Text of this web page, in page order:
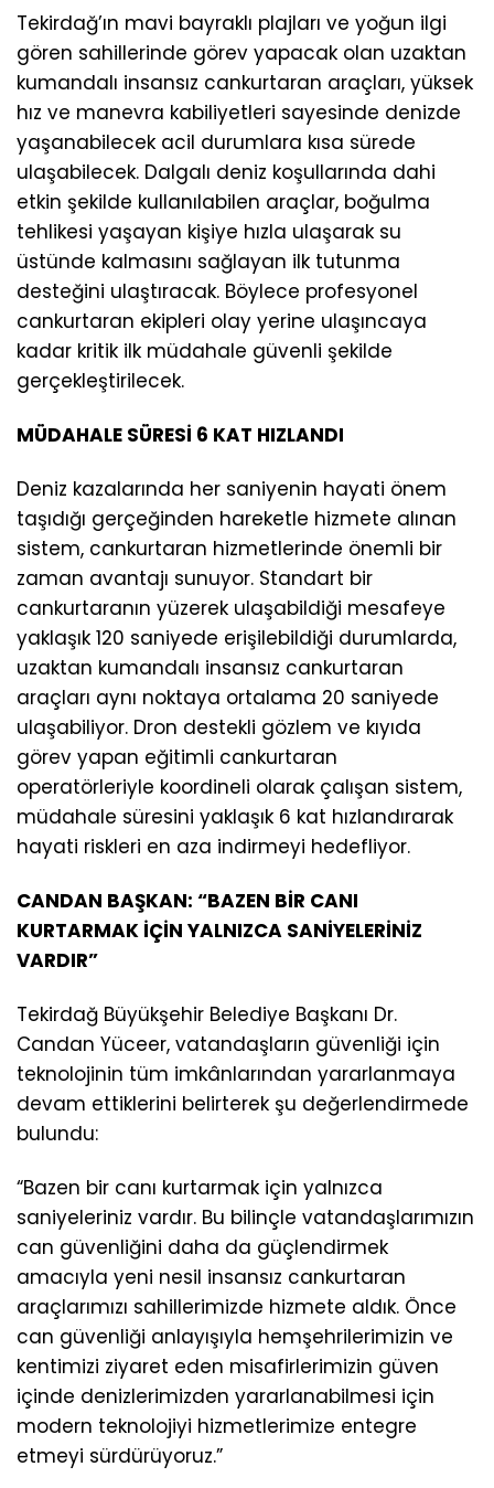
Tekirdağ’ın mavi bayraklı plajları ve yoğun ilgi
gören sahillerinde görev yapacak olan uzaktan
kumandalı insansız cankurtaran araçları, yüksek
hız ve manevra kabiliyetleri sayesinde denizde
yaşanabilecek acil durumlara kısa sürede
ulaşabilecek. Dalgalı deniz koşullarında dahi
etkin şekilde kullanılabilen araçlar, boğulma
tehlikesi yaşayan kişiye hızla ulaşarak su
üstünde kalmasını sağlayan ilk tutunma
desteğini ulaştıracak. Böylece profesyonel
cankurtaran ekipleri olay yerine ulaşıncaya
kadar kritik ilk müdahale güvenli şekilde
gerçekleştirilecek.
MÜDAHALE SÜRESİ 6 KAT HIZLANDI
Deniz kazalarında her saniyenin hayati önem
taşıdığı gerçeğinden hareketle hizmete alınan
sistem, cankurtaran hizmetlerinde önemli bir
zaman avantajı sunuyor. Standart bir
cankurtaranın yüzerek ulaşabildiği mesafeye
yaklaşık 120 saniyede erişilebildiği durumlarda,
uzaktan kumandalı insansız cankurtaran
araçları aynı noktaya ortalama 20 saniyede
ulaşabiliyor. Dron destekli gözlem ve kıyıda
görev yapan eğitimli cankurtaran
operatörleriyle koordineli olarak çalışan sistem,
müdahale süresini yaklaşık 6 kat hızlandırarak
hayati riskleri en aza indirmeyi hedefliyor.
CANDAN BAŞKAN: “BAZEN BİR CANI
KURTARMAK İÇİN YALNIZCA SANİYELERİNİZ
VARDIR”
Tekirdağ Büyükşehir Belediye Başkanı Dr.
Candan Yüceer, vatandaşların güvenliği için
teknolojinin tüm imkânlarından yararlanmaya
devam ettiklerini belirterek şu değerlendirmede
bulundu:
“Bazen bir canı kurtarmak için yalnızca
saniyeleriniz vardır. Bu bilinçle vatandaşlarımızın
can güvenliğini daha da güçlendirmek
amacıyla yeni nesil insansız cankurtaran
araçlarımızı sahillerimizde hizmete aldık. Önce
can güvenliği anlayışıyla hemşehrilerimizin ve
kentimizi ziyaret eden misafirlerimizin güven
içinde denizlerimizden yararlanabilmesi için
modern teknolojiyi hizmetlerimize entegre
etmeyi sürdürüyoruz.”